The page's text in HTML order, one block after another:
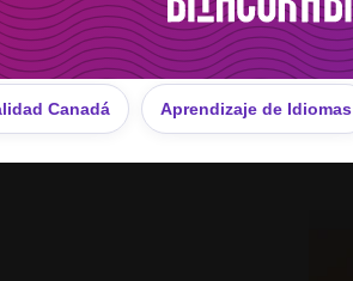
Canadá Aprendizaje de Idiomas